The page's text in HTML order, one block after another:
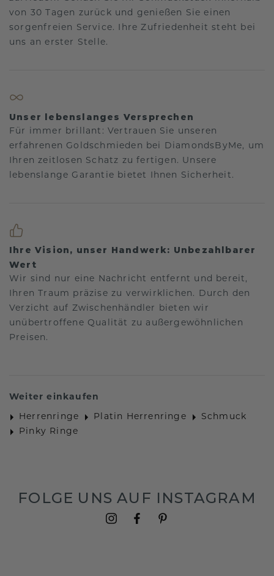
von 30 Tagen zurück und genießen Sie einen
sorgenfreien Service. Ihre Zufriedenheit steht bei
uns an erster Stelle.
Unser lebenslanges Versprechen
Für immer brillant: Vertrauen Sie unseren
erfahrenen Goldschmieden bei DiamondsByMe, um
Ihren zeitlosen Schatz zu fertigen. Unsere
lebenslange Garantie bietet Ihnen Sicherheit.
Ihre Vision, unser Handwerk: Unbezahlbarer
Wert
Wir sind nur eine Nachricht entfernt und bereit,
Ihren Traum präzise zu verwirklichen. Durch den
Verzicht auf Zwischenhändler bieten wir
unübertroffene Qualität zu außergewöhnlichen
Preisen.
Weiter einkaufen
Herrenringe Platin Herrenringe
Schmuck
Pinky Ringe
FOLGE UNS AUF INSTAGRAM